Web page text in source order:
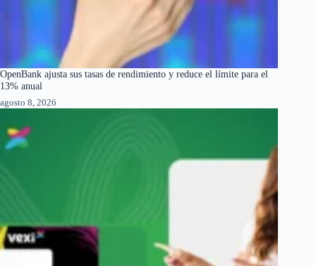
OpenBank ajusta sus tasas de rendimiento y reduce el límite para el
13% anual
agosto 8, 2026